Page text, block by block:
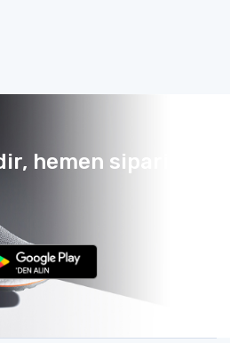
hemen sipariş